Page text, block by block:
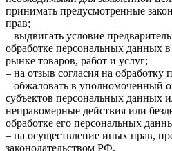
принимать предусмотренные
прав;
– выдвигать условие
обработке персональных данных
рынке товаров, работ и услуг;
– на отзыв согласия на
– обжаловать в уполномоченный
субъектов персональных данных
неправомерные действия или
обработке его персональных
– на осуществление иных прав,
законодательством РФ.